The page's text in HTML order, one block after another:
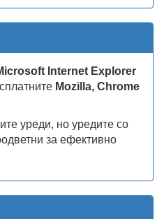
Internet Explorer
Mozilla, Chrome
уреди, но уредите со
за ефективно